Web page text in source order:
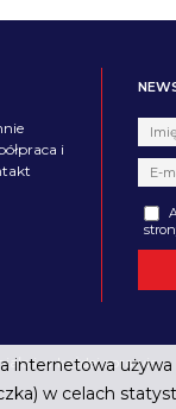
internetowa
w celach
i
i w każdej sprawie.